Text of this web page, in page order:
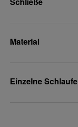
Material
Einzelne Schlaufe